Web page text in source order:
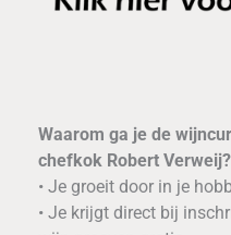
Waarom ga je de
chefkok Robert Verweij?
• Je groeit door in je
• Je krijgt direct bij